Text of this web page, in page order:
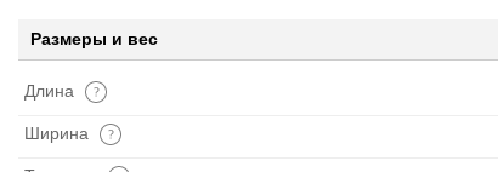
Размеры и вес
Длина
Ширина